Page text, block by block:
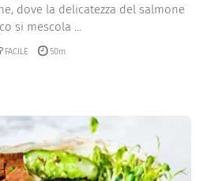
dove la delicatezza del salmone
si mescola ...
FACILE 50m